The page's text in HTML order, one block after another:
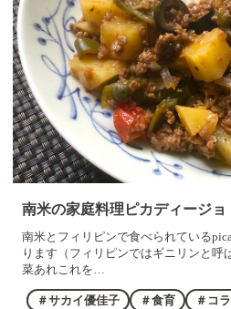
南米の家庭料理ピカディージョ
南米とフィリピンで食べられている
ります（フィリピンではギニリンと呼
菜あれこれを…
＃サカイ優佳子 ＃食育
＃コ